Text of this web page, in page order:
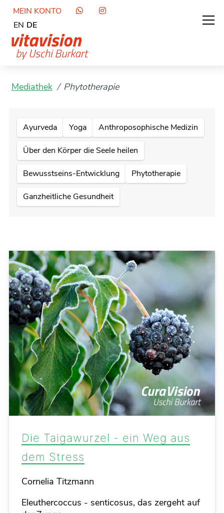
MEIN KONTO
EN DE
Mediathek Phytotherapie
Ayurveda Yoga Anthroposophische Medizin
Über den Körper die Seele heilen
Bewusstseins-Entwicklung Phytotherapie
Ganzheitliche Gesundheit
Die Taigawurzel - ein Weg aus
dem Stress
Details
Cornelia Titzmann
Eleuthercoccus - senticosus, das zergeht auf